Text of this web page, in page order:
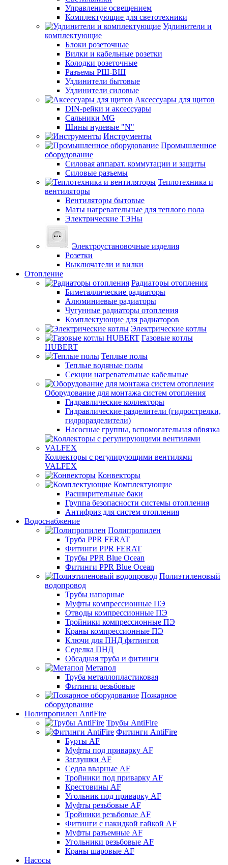
Управление освещением
Комплектующие для светотехники
Удлинители и
комплектующие
Блоки розеточные
Вилки и кабельные розетки
Колодки розеточные
Разъемы РШ-ВШ
Удлинители бытовые
Удлинители силовые
Аксессуары для щитов
DIN-рейки и аксессуары
Сальники MG
Шины нулевые "N"
Инструменты
Промышленное
оборудование
Силовая аппарат. коммутации и защиты
Силовые разъемы
Теплотехника и
вентиляторы
Вентиляторы бытовые
Маты нагревательные для теплого пола
Электрические ТЭНы
Электроустановочные изделия
Розетки
Выключатели и вилки
Отопление
Радиаторы отопления
Биметаллические радиаторы
Алюминиевые радиаторы
Чугунные радиаторы отопления
Комплектующие для радиаторов
Электрические котлы
Газовые котлы
HUBERT
Теплые полы
Теплые водяные полы
Секции нагревательные кабельные
Оборудование для монтажа систем отопления
Гидравлические коллекторы
Гидравлические разделители (гидрострелки,
гидроразделители)
Насосные группы, вспомогательная обвязка
Коллекторы с регулирующими вентилями
VALFEX
Конвекторы
Комплектующие
Расширительные баки
Группа безопасности системы отопления
Антифриз для систем отопления
Водоснабжение
Полипропилен
Труба PPR FERAT
Фитинги PPR FERAT
Трубы PPR Blue Ocean
Фитинги PPR Blue Ocean
Полиэтиленовый
водопровод
Трубы напорные
Муфты компрессионные ПЭ
Отводы компрессионные ПЭ
Тройники компрессионные ПЭ
Краны компрессионные ПЭ
Ключи для ПНД фитингов
Седелка ПНД
Обсадная труба и фитинги
Метапол
Труба металлопластиковая
Фитинги резьбовые
Пожарное
оборудование
Полипропилен AntiFire
Трубы AntiFire
Фитинги AntiFire
Бурты AF
Муфты под приварку AF
Заглушки AF
Седла вварные AF
Тройники под приварку AF
Крестовины AF
Угольник под приварку AF
Муфты резьбовые AF
Тройники резьбовые AF
Фитинги с накидкой гайкой AF
Муфты разъемные AF
Угольники резьбовые AF
Краны шаровые AF
Насосы